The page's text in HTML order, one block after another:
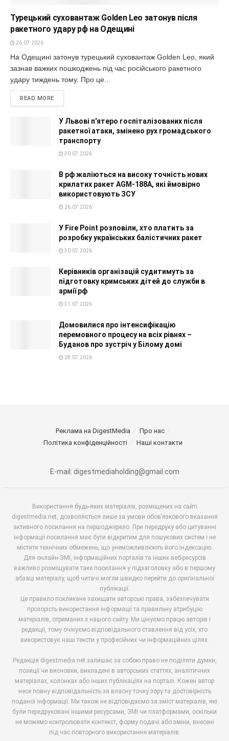
Турецький суховантаж Golden Leo затонув після
ракетного удару рф на Одещині
26.07.2026
На Одещині затонув турецький суховантаж Golden Leo, який
зазнав важких пошкоджень під час російського ракетного
удару тиждень тому. Про це...
READ MORE
У Львові п'ятеро госпіталізованих після
ракетної атаки, змінено рух громадського
транспорту
30.07.2026
В рф жаліються на високу точність нових
крилатих ракет AGM-188A, які ймовірно
використовують ЗСУ
26.07.2026
У Fire Point розповіли, хто платить за
розробку українських балістичних ракет
30.07.2026
Керівників організацій судитимуть за
підготовку кримських дітей до служби в
армії рф
31.07.2026
Домовилися про інтенсифікацію
перемовного процесу на всіх рівнях –
Буданов про зустріч у Білому домі
28.07.2026
Реклама на DigestMedia
Про нас
Політика конфіденційності
Наші контакти
E-mail: digestmediaholding@gmail.com
Використання будь-яких матеріалів, розміщених на сайті
digestmedia.net, дозволяється лише за умови обов’язкового вказання
активного посилання на першоджерело. При передруку або цитуванні
інформації посилання має бути відкритим для пошукових систем і не
містити технічних обмежень, що унеможливлюють його індексацію.
Для онлайн-ЗМІ, інформаційних порталів та інших веб-ресурсів
важливо розміщувати таке посилання у підзаголовку або в першому
абзаці матеріалу, щоб читачі могли швидко перейти до оригінальної
публікації.
Це правило покликане захищати авторські права, забезпечувати
прозорість використання інформації та правильну атрибуцію
матеріалів, отриманих з нашого сайту. Ми цінуємо працю авторів і
редакції, тому очікуємо відповідального ставлення від усіх, хто
використовує наші тексти у професійних чи інформаційних цілях.
Редакція digestmedia.net залишає за собою право не поділяти думки,
позиції чи висновки, викладені в авторських статтях, аналітичних
матеріалах, колонках або інших публікаціях на порталі. Кожен автор
несе повну відповідальність за власну точку зору та достовірність
поданої інформації. Ми також не відповідаємо за зміст матеріалів, які
були передруковані іншими ресурсами, ЗМІ чи платформами, оскільки
не можемо контролювати контекст, форму подачі або зміни, внесені
під час повторного використання матеріалів.